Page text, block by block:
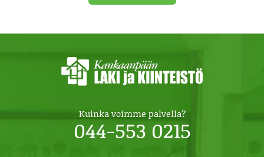
Kuinka voimme palvella?
044-553 0215